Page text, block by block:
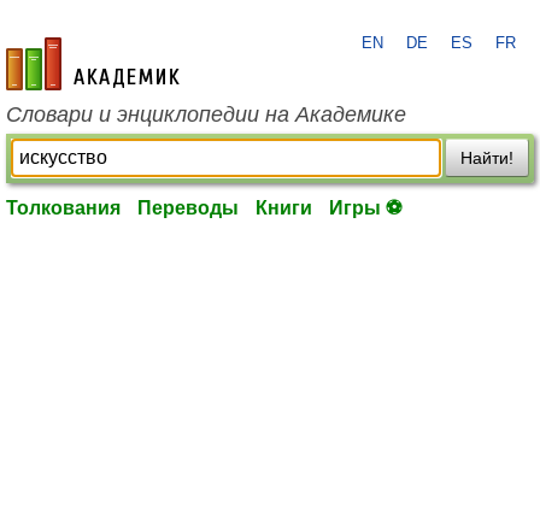
academic.ru
EN DE ES FR
Словари и энциклопедии на Академике
Найти!
Толкования Переводы Книги Игры ⚽